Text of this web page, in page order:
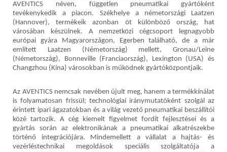
AVENTICS néven, független pneumatikai gyártóként
tevékenykedik a piacon. Székhelye a németországi Laatzen
(Hannover), termékeik azonban öt különböző ország, hat
városában készülnek. A nemzetközi cégcsoport legnagyobb
európai gyára Magyarországon, Egerben található, de a már
említett Laatzen (Németország) mellett, Gronau/Leine
(Németország), Bonneville (Franciaország), Lexington (USA) és
Changzhou (Kína) városokban is működnek gyártóközpontjaik.
Az AVENTICS nemcsak nevében újult meg, hanem a termékkínálat
is folyamatosan frissül; technológiai iránymutatóként szolgál az
érintett ipari ágazatokban és a világ vezető pneumatikai beszállítói
közé tartozik. A cég kiemelt figyelmet fordít fejlesztései és a
gyártás során az elektronikának a pneumatikai alkatrészekbe
történő integrációjára. Mindemellett a vállalat a hajtás- és
vezérléstechnikai megoldások speciális szolgáltatója a